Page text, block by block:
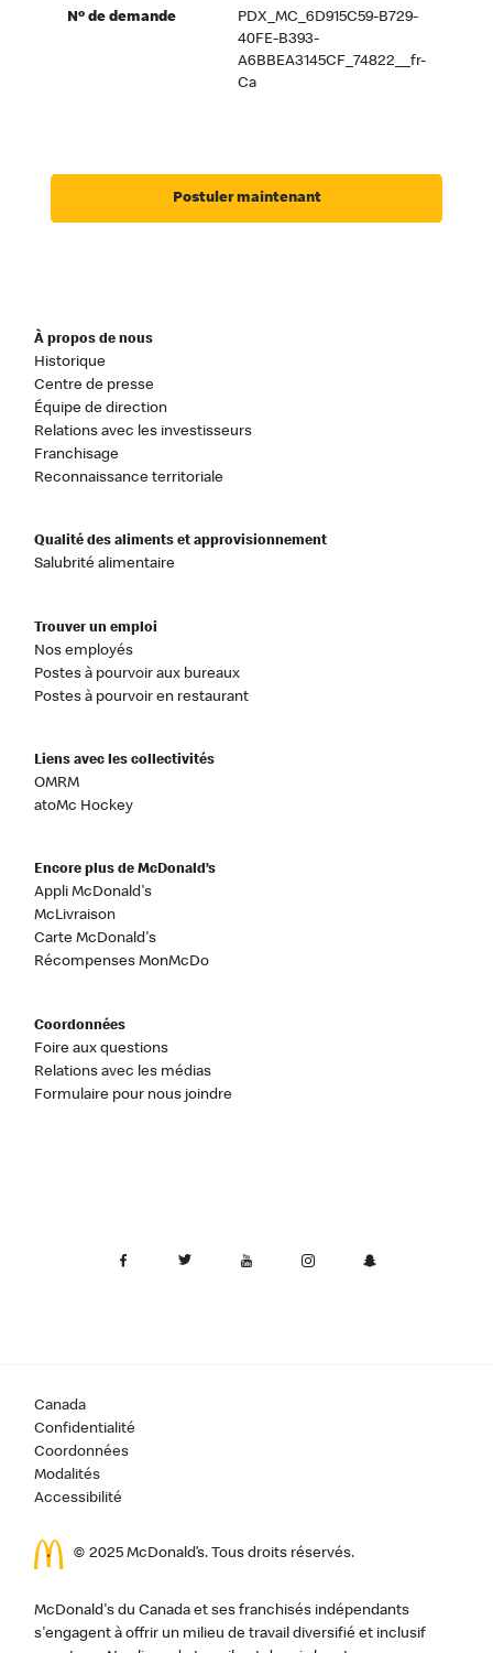
Nº de demande
PDX_MC_6D915C59-B729-
40FE-B393-
A6BBEA3145CF_74822__fr-
Ca
Postuler maintenant
À propos de nous
Historique
Centre de presse
Équipe de direction
Relations avec les investisseurs
Franchisage
Reconnaissance territoriale
Qualité des aliments et approvisionnement
Salubrité alimentaire
Trouver un emploi
Nos employés
Postes à pourvoir aux bureaux
Postes à pourvoir en restaurant
Liens avec les collectivités
OMRM
atoMc Hockey
Encore plus de McDonald’s
Appli McDonald's
McLivraison
Carte McDonald's
Récompenses MonMcDo
Coordonnées
Foire aux questions
Relations avec les médias
Formulaire pour nous joindre
Canada
Confidentialité
Coordonnées
Modalités
Accessibilité
© 2025 McDonald’s. Tous droits réservés.
McDonald's du Canada et ses franchisés indépendants
s'engagent à offrir un milieu de travail diversifié et inclusif